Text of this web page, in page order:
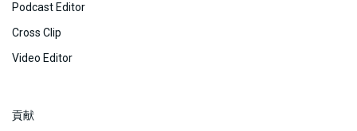
Podcast Editor
Cross Clip
Video Editor
貢献